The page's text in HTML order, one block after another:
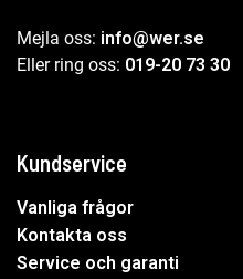
Mejla oss: info@wer.se
Eller ring oss: 019-20 73 30
Kundservice
Vanliga frågor
Kontakta oss
Service och garanti